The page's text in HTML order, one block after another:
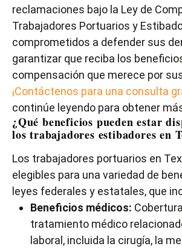
reclamaciones bajo la Ley de
Trabajadores Portuarios y
comprometidos a defender sus
garantizar que reciba los
compensación que merece por
¡Contáctenos para una consulta
continúe leyendo para obtener
¿Qué beneficios pueden estar
los trabajadores estibadores en
Los trabajadores portuarios en
elegibles para una variedad de
leyes federales y estatales, que
Beneficios médicos:
tratamiento médico
laboral, incluida la cirugía, la